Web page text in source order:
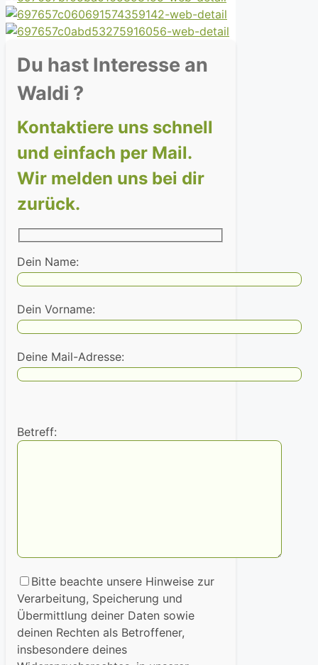
Du hast Interesse an
Waldi ?
Kontaktiere uns schnell
und einfach per Mail.
Wir melden uns bei dir
zurück.
Dein Name:
Dein Vorname:
Deine Mail-Adresse:
Betreff:
Bitte beachte unsere Hinweise zur
Verarbeitung, Speicherung und
Übermittlung deiner Daten sowie
deinen Rechten als Betroffener,
insbesondere deines